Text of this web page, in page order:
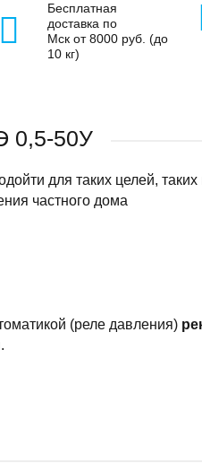
Бесплатная
доставка по
Мск от 8000 руб. (до
10 кг)
0,5-50У
для таких целей, таких
частного дома
(реле давления)